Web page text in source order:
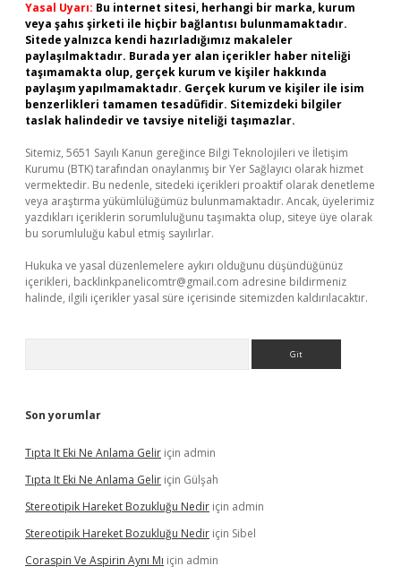
Yasal Uyarı: Bu internet sitesi, herhangi bir marka, kurum
veya şahıs şirketi ile hiçbir bağlantısı bulunmamaktadır.
Sitede yalnızca kendi hazırladığımız makaleler
paylaşılmaktadır. Burada yer alan içerikler haber niteliği
taşımamakta olup, gerçek kurum ve kişiler hakkında
paylaşım yapılmamaktadır. Gerçek kurum ve kişiler ile isim
benzerlikleri tamamen tesadüfidir. Sitemizdeki bilgiler
taslak halindedir ve tavsiye niteliği taşımazlar.
Sitemiz, 5651 Sayılı Kanun gereğince Bilgi Teknolojileri ve İletişim
Kurumu (BTK) tarafından onaylanmış bir Yer Sağlayıcı olarak hizmet
vermektedir. Bu nedenle, sitedeki içerikleri proaktif olarak denetleme
veya araştırma yükümlülüğümüz bulunmamaktadır. Ancak, üyelerimiz
yazdıkları içeriklerin sorumluluğunu taşımakta olup, siteye üye olarak
bu sorumluluğu kabul etmiş sayılırlar.
Hukuka ve yasal düzenlemelere aykırı olduğunu düşündüğünüz
içerikleri, backlinkpanelicomtr@gmail.com adresine bildirmeniz
halinde, ilgili içerikler yasal süre içerisinde sitemizden kaldırılacaktır.
Son yorumlar
Tıpta It Eki Ne Anlama Gelir için admin
Tıpta It Eki Ne Anlama Gelir için Gülşah
Stereotipik Hareket Bozukluğu Nedir için admin
Stereotipik Hareket Bozukluğu Nedir için Sibel
Coraspin Ve Aspirin Aynı Mı için admin